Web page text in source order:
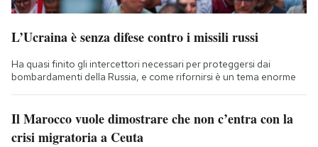
L’Ucraina è senza difese contro i missili russi
Ha quasi finito gli intercettori necessari per proteggersi dai
bombardamenti della Russia, e come rifornirsi è un tema enorme
Il Marocco vuole dimostrare che non c’entra con la
crisi migratoria a Ceuta